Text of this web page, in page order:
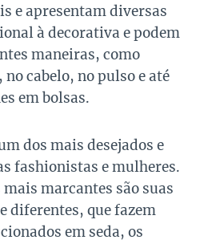
e apresentam diversas
à decorativa e podem
maneiras, como
cabelo, no pulso e até
em bolsas.
dos mais desejados e
fashionistas e mulheres.
marcantes são suas
diferentes, que fazem
em seda, os